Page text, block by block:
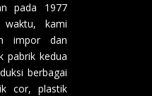
pada 1977
kami
impor dan
pabrik kedua
berbagai
cor, plastik